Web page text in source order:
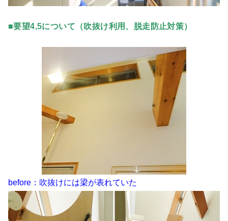
■要望4,5について（吹抜け利用、脱走防止対策）
before：吹抜けには梁が表れていた